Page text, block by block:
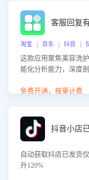
客服回复
淘宝 | 京东 | 抖音 |
这款应用聚焦美容洗
能化分析能力，深度
答的有效性与完整性
免费开通，按量计费
自动获取抖店已发货
升120%